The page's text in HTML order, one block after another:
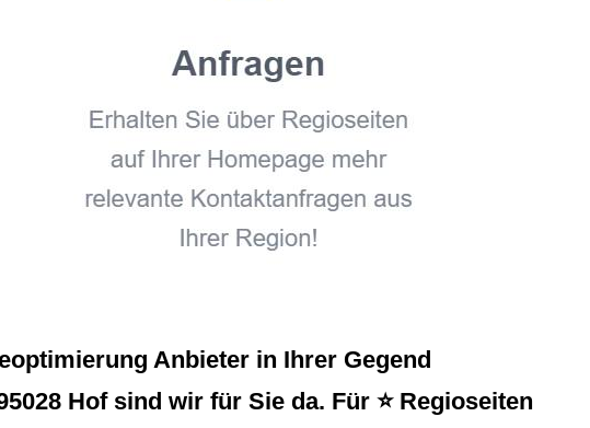
Anbieter in Ihrer Gegend
Hof sind wir für Sie da. Für ⭐ Regioseiten